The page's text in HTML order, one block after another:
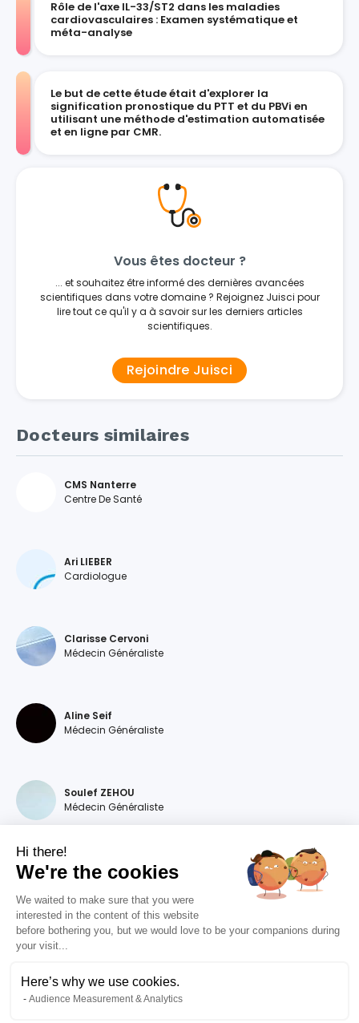
Rôle de l'axe IL-33/ST2 dans les maladies
cardiovasculaires : Examen systématique et
méta-analyse
Le but de cette étude était d'explorer la
signification pronostique du PTT et du PBVi en
utilisant une méthode d'estimation automatisée
et en ligne par CMR.
Vous êtes docteur ?
... et souhaitez être informé des dernières avancées
scientifiques dans votre domaine ? Rejoignez Juisci pour
lire tout ce qu'il y a à savoir sur les derniers articles
scientifiques.
Rejoindre Juisci
Docteurs similaires
CMS Nanterre
Centre De Santé
Ari LIEBER
Cardiologue
Clarisse Cervoni
Médecin Généraliste
Aline Seif
Médecin Généraliste
Soulef ZEHOU
Médecin Généraliste
Magdalena DEVILLERS
Diana MOURAO BALSA
Hi there!
We're the cookies
We waited to make sure that you were
interested in the content of this website
before bothering you, but we would love to be your companions during
your visit...
Here’s why we use cookies.
Audience Measurement & Analytics